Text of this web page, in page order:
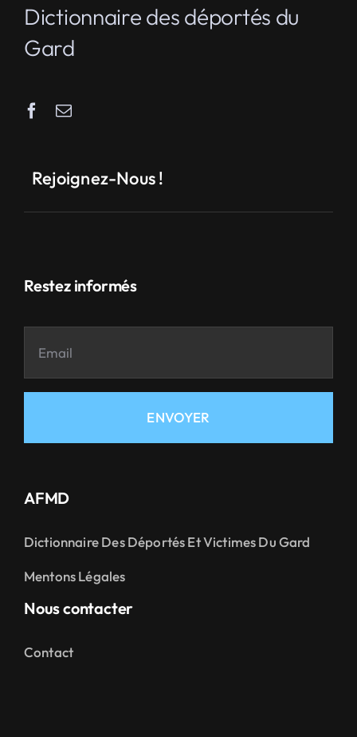
Dictionnaire des déportés du
Gard
Rejoignez-Nous !
Restez informés
ENVOYER
AFMD
Dictionnaire Des Déportés Et Victimes Du Gard
Mentons Légales
Nous contacter
Contact